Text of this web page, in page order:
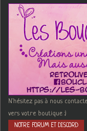
N'hésitez pas à nous
vers votre boutique :)
NOTRE FORUM ET DISCORD